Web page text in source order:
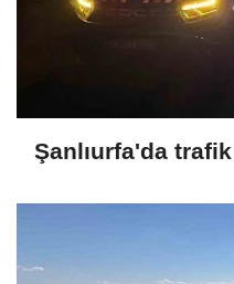
Şanlıurfa'da trafik